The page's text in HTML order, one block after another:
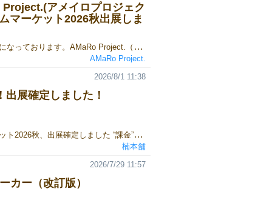
Project.(アメイロプロジェク
マーケット2026秋出展しま
平素はお世話になっております。AMaRo Project.（アメイロプロジェクト）瀬田まみむめもです。ゲームマーケット2026秋について、当サークルは、1日目、10月17日 土曜日に出展いたします。ブースカットはこちらとなります。詳細については、以下のnote記事を御覧ください。note：【AMaRo Project.(アメイロプロジェクト)】ゲームマーケット2026秋出展します！
AMaRo Project.
出展確定しました！
ゲームマーケット2026秋、出展確定しました “課金”できるポーカー『ガチャポーカー』をリリースします！ 得点（VP）を削って石を買い、 その石でガチャを回す―― 令和の“新感覚”ポーカーです！ 詳細・予約情報は今後更新します！ お楽しみに！
2026/8/1 11:38
楠本舗
カー（改訂版）
2026/7/29 11:57